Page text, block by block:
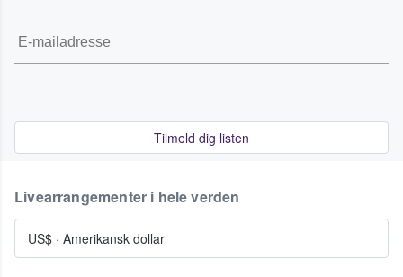
Tilmeld dig listen
Livearrangementer i hele verden
US$ · Amerikansk dollar